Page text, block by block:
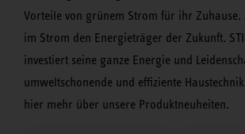
Vorteile von grünem Strom für ihr Zuhause.
im Strom den Energieträger der Zukunft.
investiert seine ganze Energie und
umweltschonende und effiziente
hier mehr über unsere Produktneuheiten.